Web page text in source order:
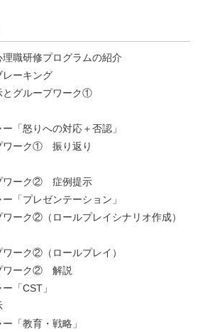
職研修プログラムの紹介
ーキング
グループワーク①
「怒りへの対応＋否認」
ワーク① 振り返り
ワーク② 症例提示
「プレゼンテーション」
ーク②（ロールプレイシナリオ作成）
ーク②（ロールプレイ）
ワーク② 解説
「CST」
「教育・戦略」